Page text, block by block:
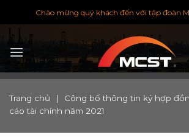
đến
nội
dung
Chào mừng quý khách đến với tập đoàn
Trang chủ |
Công bố thông tin ký hợp
cáo tài chính năm 2021